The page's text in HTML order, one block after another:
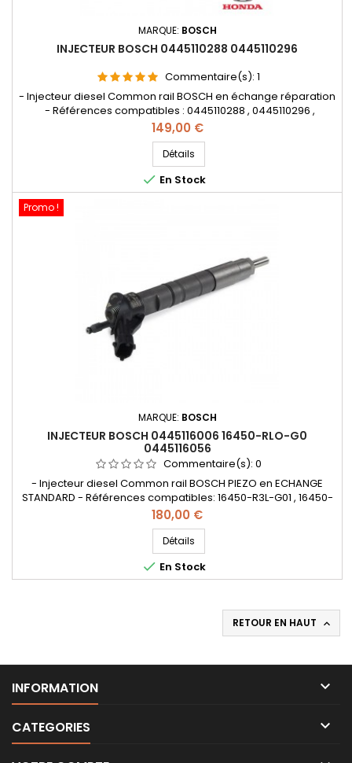
MARQUE: BOSCH
INJECTEUR BOSCH 0445110288 0445110296
Commentaire(s): 1
- Injecteur diesel Common rail BOSCH en échange réparation
- Références compatibles : 0445110288 , 0445110296 ,
0986435194 , 16450 R06 E010 - 16450 R06A E003 - 16450 RMA
E020 - 16450-R06-E01 - 16450-RMA-E02 - 16450-RSR-E01 - Pour
motorisation HONDA 2.2 i CTDI
Prix
149,00 €
Détails
 En Stock
Promo !
MARQUE: BOSCH
INJECTEUR BOSCH 0445116006 16450-RLO-G0
0445116056
Commentaire(s): 0
- Injecteur diesel Common rail BOSCH PIEZO en ECHANGE
STANDARD - Références compatibles: 16450-R3L-G01 , 16450-
R3L-G010 , 16450-R3L-G010-M5 , 16450-RL0-G01 , 16450-RL0-
G012 , 16450-RL0-G013 , 16450-RLO-G01 , 16450-RLO-G013
, 0445116006 , 04456116056 , 0986435443 , 107750-0660 - Pour
motorisation Honda 2.2 i-DTEC
Prix
180,00 €
Détails
 En Stock
RETOUR EN HAUT 
INFORMATION 
CATEGORIES 